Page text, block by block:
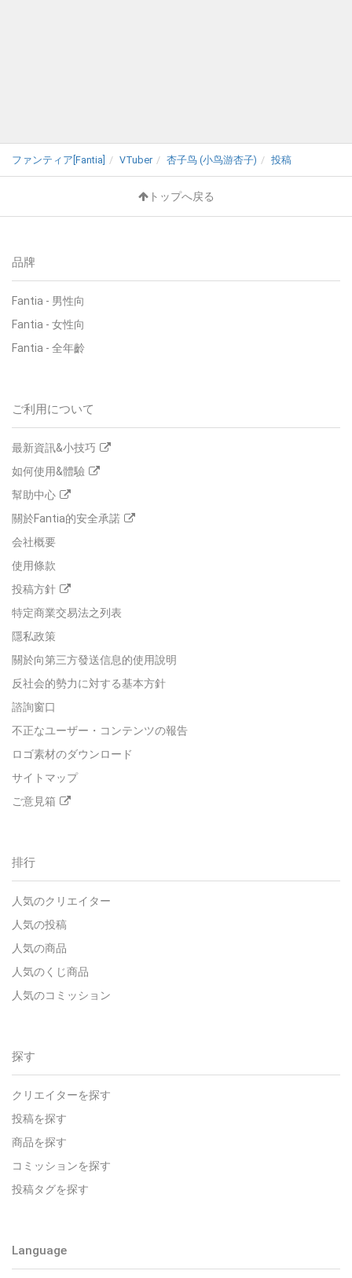
ファンティア[Fantia] VTuber 杏子鸟 (小鸟游杏子) 投稿
トップへ戻る
品牌
Fantia - 男性向
Fantia - 女性向
Fantia - 全年齡
ご利用について
最新資訊&小技巧
如何使用&體驗
幫助中心
關於Fantia的安全承諾
会社概要
使用條款
投稿方針
特定商業交易法之列表
隱私政策
關於向第三方發送信息的使用說明
反社会的勢力に対する基本方針
諮詢窗口
不正なユーザー・コンテンツの報告
ロゴ素材のダウンロード
サイトマップ
ご意見箱
排行
人気のクリエイター
人気の投稿
人気の商品
人気のくじ商品
人気のコミッション
探す
クリエイターを探す
投稿を探す
商品を探す
コミッションを探す
投稿タグを探す
Language